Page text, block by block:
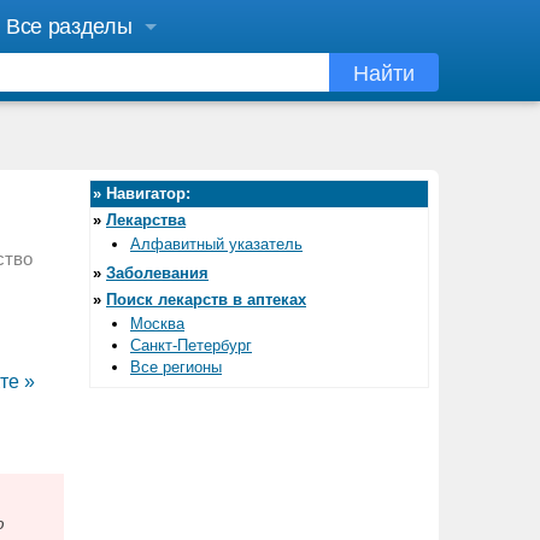
Все разделы
Найти
»
» Навигатор:
» Лекарства
Алфавитный указатель
» Заболевания
» Поиск лекарств в аптеках
Москва
Санкт-Петербург
Все регионы